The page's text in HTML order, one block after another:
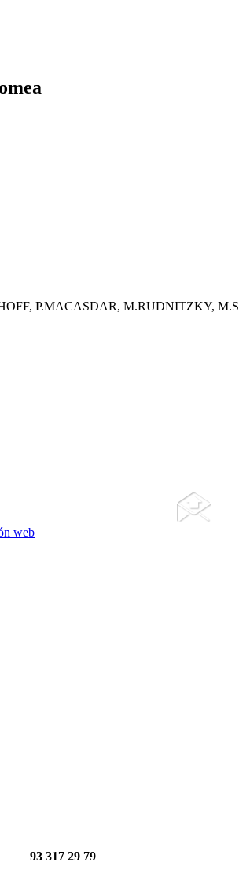
P.MACASDAR, M.RUDNITZKY,
web
93 317 29 79